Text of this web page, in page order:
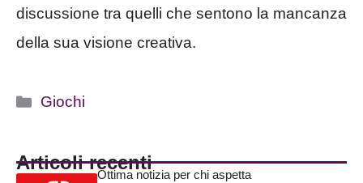
discussione tra quelli che sentono la mancanza
della sua visione creativa.
Categorie
Giochi
Articoli recenti
Ottima notizia per chi aspetta